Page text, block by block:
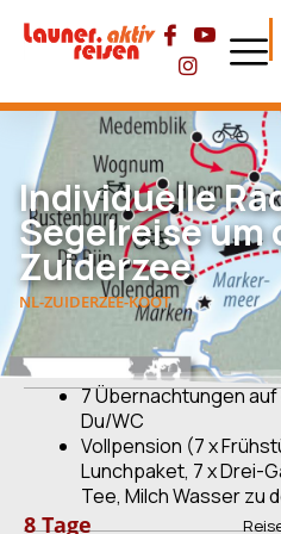
Individuelle
Segelreise um
Zuiderzee
NL-ZUIDERZEE-KOOT
7 Übernachtungen auf
Du/WC
Vollpension (7 x
Lunchpaket, 7 x Drei-
Tee, Milch Wasser zu
8 Tage